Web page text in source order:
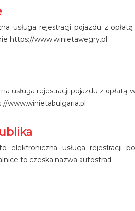
usługa rejestracji pojazdu z
https://www.winietawegry.pl
usługa rejestracji pojazdu z
www.winietabulgaria.pl
elektroniczna usługa rejestracji
to czeska nazwa autostrad.